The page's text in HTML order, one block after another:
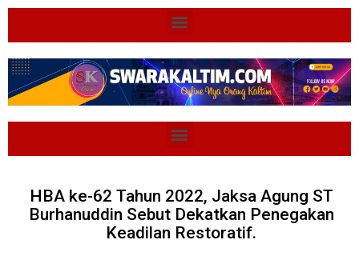
HBA ke-62 Tahun 2022, Jaksa Agung ST
Burhanuddin Sebut Dekatkan Penegakan
Keadilan Restoratif.